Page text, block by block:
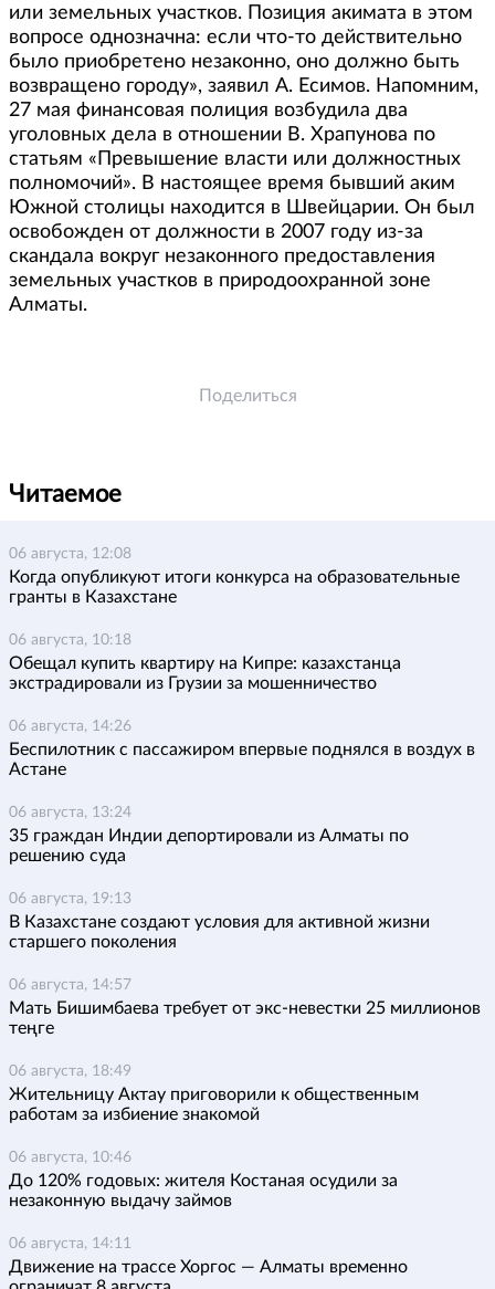
или земельных участков. Позиция акимата в этом
вопросе однозначна: если что-то действительно
было приобретено незаконно, оно должно быть
возвращено городу», заявил А. Есимов. Напомним,
27 мая финансовая полиция возбудила два
уголовных дела в отношении В. Храпунова по
статьям «Превышение власти или должностных
полномочий». В настоящее время бывший аким
Южной столицы находится в Швейцарии. Он был
освобожден от должности в 2007 году из-за
скандала вокруг незаконного предоставления
земельных участков в природоохранной зоне
Алматы.
Поделиться
Читаемое
06 августа, 12:08
Когда опубликуют итоги конкурса на образовательные
гранты в Казахстане
06 августа, 10:18
Обещал купить квартиру на Кипре: казахстанца
экстрадировали из Грузии за мошенничество
06 августа, 14:26
Беспилотник с пассажиром впервые поднялся в воздух в
Астане
06 августа, 13:24
35 граждан Индии депортировали из Алматы по
решению суда
06 августа, 19:13
В Казахстане создают условия для активной жизни
старшего поколения
06 августа, 14:57
Мать Бишимбаева требует от экс-невестки 25 миллионов
теңге
06 августа, 18:49
Жительницу Актау приговорили к общественным
работам за избиение знакомой
06 августа, 10:46
До 120% годовых: жителя Костаная осудили за
незаконную выдачу займов
06 августа, 14:11
Движение на трассе Хоргос — Алматы временно